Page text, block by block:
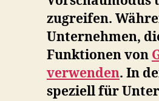
zugreifen.
Unternehmen,
Funktionen von
verwenden. In
speziell für